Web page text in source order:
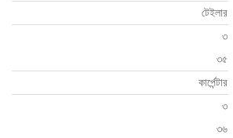
টেইলার
৩
৩৫
কার্পেন্টার
৩
৩৬